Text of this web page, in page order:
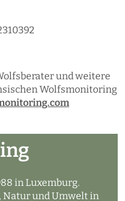
und weitere
Wolfsmonitoring
in Luxemburg.
und Umwelt in